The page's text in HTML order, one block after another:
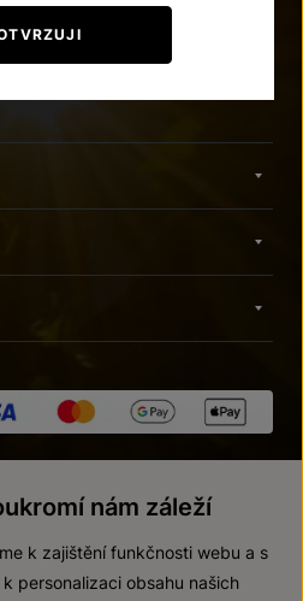
nám záleží
k zajištění funkčnosti webu a s
k personalizaci obsahu našich